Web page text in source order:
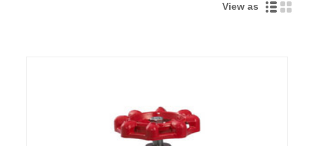
View as